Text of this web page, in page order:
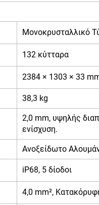
Μονοκρυσταλλικό
132 κύτταρα
2384 × 1303 × 33
38,3 kg
2,0 mm, υψηλής
ενίσχυση.
Ανοξείδωτο
iP68, 5 δίοδοι
4,0 mm²,